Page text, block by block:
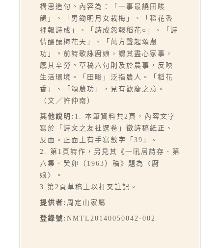
構思造句。內容為：「一事最饒田畯
韻」、「男鋤明月女栽梅」、「稻花香
裡報詩成」、「詩成忽報稻花○」、「詩
情醞釀梅花天」、「萬方聲起頌農
功」。前詩歌詠廚娘，謂其盡心家事，
感其辛勞。草稿六句則及於農事，反映
生活環境。「田畯」泛指農人。「稻花
香」、「頌農功」，見有歡慶之意。
（文／許仲南）
其他說明: 1. 本筆資料共2頁，內容文字
寫於「詩文之友社選卷」徵詩稿紙正、
反面。正面上有手寫數字「39」。
2. 第1頁詩作，另見其《一吼居詩存．第
六集．癸卯（1963）稿》題為〈廚
娘〉。
3.第2頁草稿上以打叉註記。
提供者: 周定山家屬
登錄號: NMTL20140050042-002